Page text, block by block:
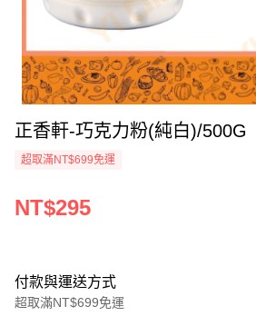
正香軒-巧克力粉(純白)/500G
超取滿NT$699免運
NT$295
付款與運送方式
超取滿NT$699免運